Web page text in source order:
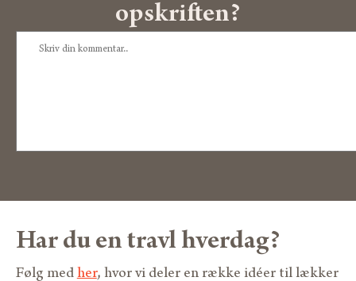
opskriften?
Har du en travl hverdag?
Følg medher, hvor vi deler en række idéer til lækker